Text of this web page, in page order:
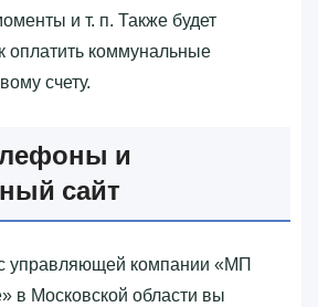
и т. п. Также будет
оплатить коммунальные
счету.
и
сайт
управляющей компании «‎МП
в Московской области вы